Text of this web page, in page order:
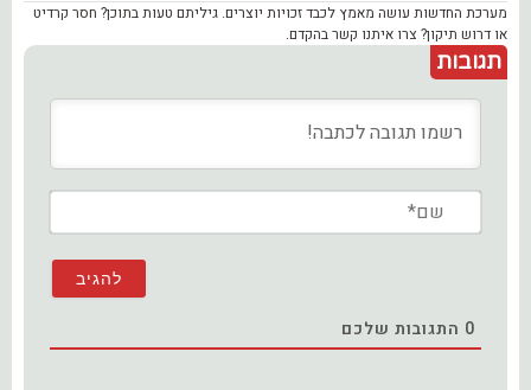
מערכת החדשות עושה מאמץ לכבד זכויות יוצרים. גיליתם טעות בתוכן? חסר קרדיט
או דרוש תיקון? צרו איתנו קשר בהקדם.
תגובות
0 התגובות שלכם